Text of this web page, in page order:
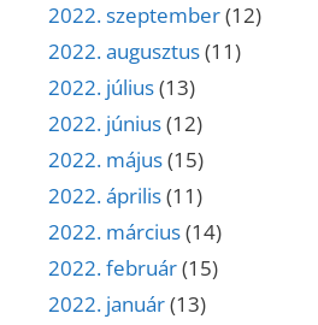
2022. szeptember(12)
2022. augusztus(11)
2022. július(13)
2022. június(12)
2022. május(15)
2022. április(11)
2022. március(14)
2022. február(15)
2022. január(13)